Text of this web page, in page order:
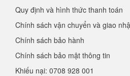
Quy định và hình thức thanh toán
Chính sách vận chuyển và giao
Chính sách bảo hành
Chính sách bảo mật thông tin
Khiếu nại: 0708 928 001